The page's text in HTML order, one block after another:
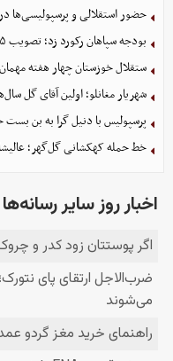
حضور استقلالی و پرسپولیسی‌ها
بودجه سپاهان رکورد زد؛ تصویب ۲.۵ همت برای فصل جدید
ستقلال خوزستان چهار هفته
شهریار مغانلو؛ اولین آقای گل
پرسپولیس با دنیل گرا به بن بست
خط حمله کهکشانی گل‌گهر؛